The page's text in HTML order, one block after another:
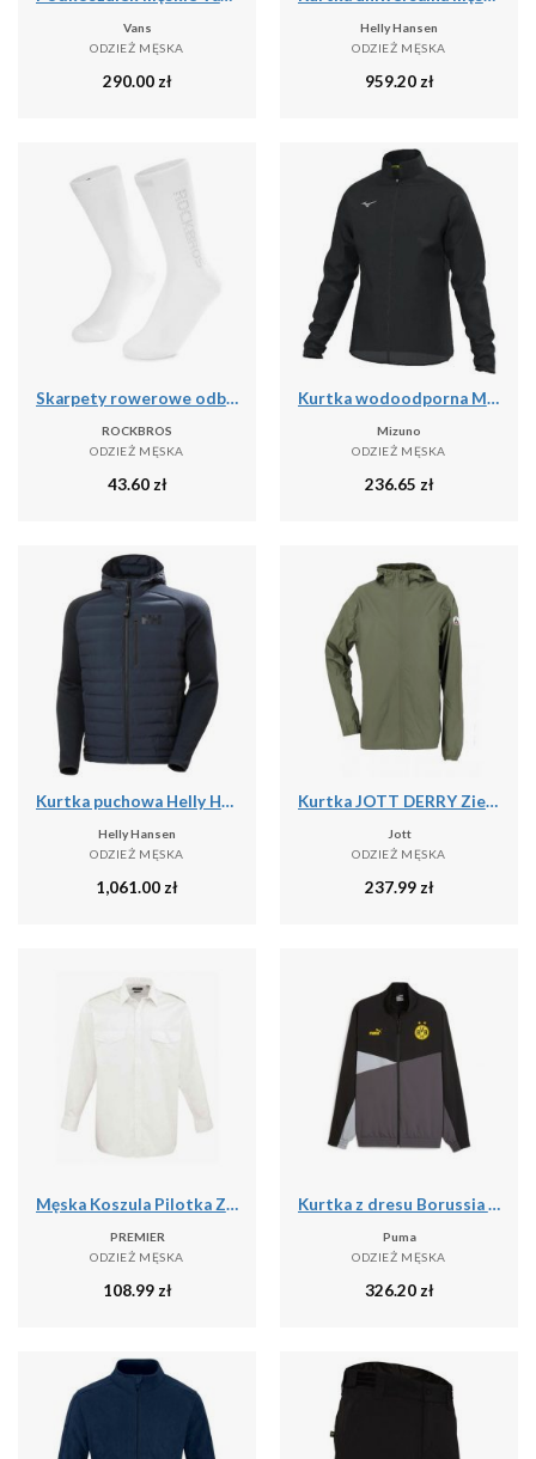
Vans
ODZIEŻ MĘSKA
290.00 zł
Helly Hansen
ODZIEŻ MĘSKA
959.20 zł
Skarpety rowerowe odblaskowe unisex antybakteryjne
ROCKBROS
ODZIEŻ MĘSKA
43.60 zł
Kurtka wodoodporna Mizuno RB
Mizuno
ODZIEŻ MĘSKA
236.65 zł
Kurtka puchowa Helly Hansen Arctic Ocean Hybrid
Helly Hansen
ODZIEŻ MĘSKA
1,061.00 zł
Kurtka JOTT DERRY Zielony
Jott
ODZIEŻ MĘSKA
237.99 zł
Męska Koszula Pilotka Z Długim Rękawem
PREMIER
ODZIEŻ MĘSKA
108.99 zł
Kurtka z dresu Borussia Dortmund 2023/24
Puma
ODZIEŻ MĘSKA
326.20 zł